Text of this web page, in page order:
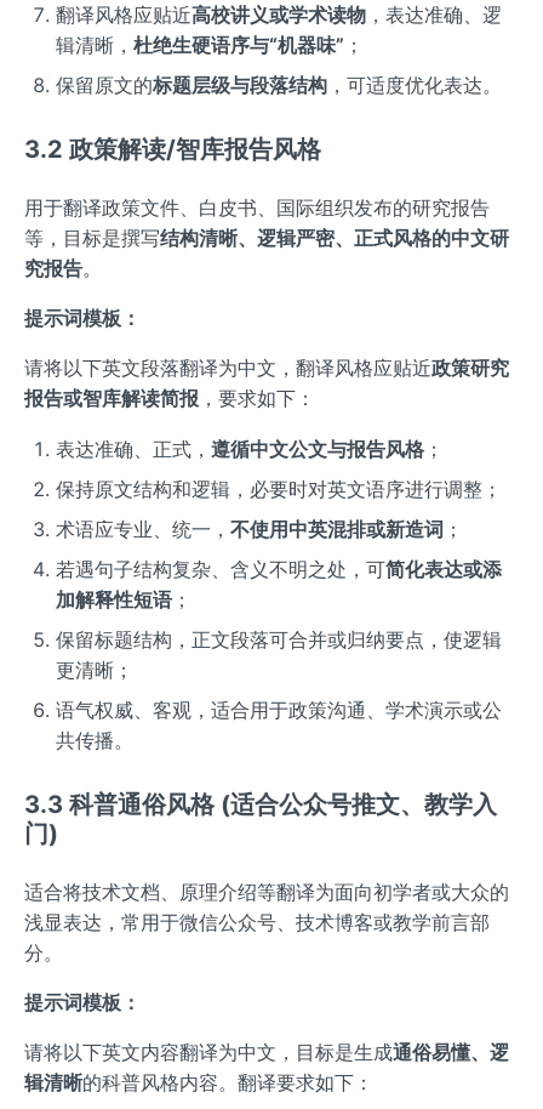
翻译风格应贴近高校讲义或学术读物，表达准确、逻
辑清晰， 杜绝生硬语序与“机器味” ；
保留原文的标题层级与段落结构，可适度优化表达。
3.2 政策解读/智库报告风格
用于翻译政策文件、白皮书、国际组织发布的研究报告
等，目标是撰写结构清晰、逻辑严密、正式风格的中文研
究报告。
提示词模板：
请将以下英文段落翻译为中文，翻译风格应贴近政策研究
报告或智库解读简报 ，要求如下：
表达准确、正式， 遵循中文公文与报告风格；
保持原文结构和逻辑，必要时对英文语序进行调整；
术语应专业、统一， 不使用中英混排或新造词 ；
若遇句子结构复杂、含义不明之处，可简化表达或添
加解释性短语；
保留标题结构，正文段落可合并或归纳要点，使逻辑
更清晰；
语气权威、客观，适合用于政策沟通、学术演示或公
共传播。
3.3 科普通俗风格 (适合公众号推文、教学入
门)
适合将技术文档、原理介绍等翻译为面向初学者或大众的
浅显表达，常用于微信公众号、技术博客或教学前言部
分。
提示词模板：
请将以下英文内容翻译为中文，目标是生成通俗易懂、逻
辑清晰的科普风格内容。翻译要求如下：